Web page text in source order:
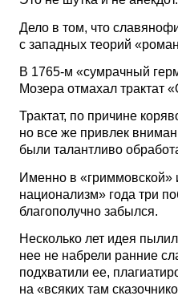
Дело в том, что
с западных теорий
В 1765-м «сумрачный
Мозера отмахал трактат
Трактат, по причине
но все же привлек
были талантливо
Именно в «гриммовской»
национализм» года три
благополучно забылся.
Несколько лет идея
нее не набрели ранние
подхватили ее,
на «всяких там